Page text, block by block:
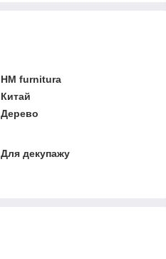
HM furnitura
Китай
Дерево
Для декупажу